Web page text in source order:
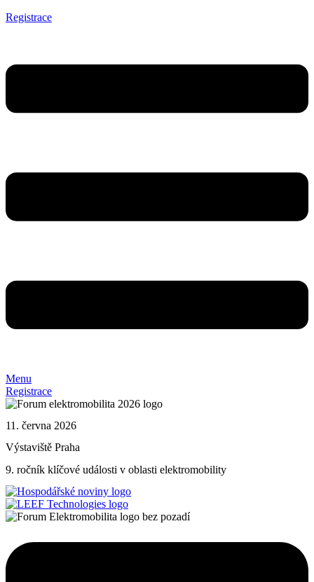
Registrace
Menu
Registrace
11. června 2026
Výstaviště Praha
9. ročník klíčové události v oblasti elektromobility